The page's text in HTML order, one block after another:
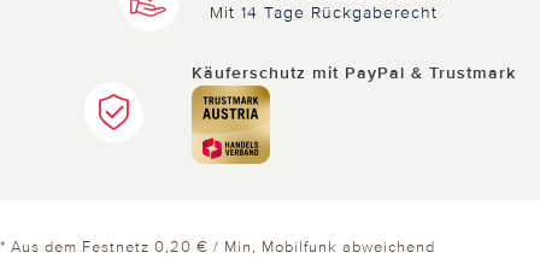
Mit 14 Tage Rückgaberecht
Käuferschutz mit PayPal & Trustmark
* Aus dem Festnetz 0,20 € / Min, Mobilfunk abweichend